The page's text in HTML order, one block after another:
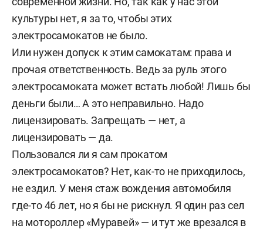
культуры нет, я за то, чтобы этих
электросамокатов не было.
Или нужен допуск к этим самокатам: права и
прочая ответственность. Ведь за руль этого
электросамоката может встать любой! Лишь бы
деньги были… А это неправильно. Надо
лицензировать. Запрещать — нет, а
лицензировать — да.
Пользовался ли я сам прокатом
электросамокатов? Нет, как-то не приходилось,
не ездил. У меня стаж вождения автомобиля
где-то 46 лет, но я бы не рискнул. Я один раз сел
на мотороллер «Муравей» — и тут же врезался в